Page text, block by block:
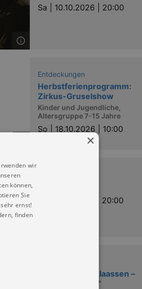
Sa | 10.10.2026 | 20:00
Entdeckungen
Herbstferienprogramm:
Zirkus-Gruselshow
Kinder und Jugendliche,
Altersgruppe 7-15 Jahre
So | 18.10.2026 | 10:00
30.10.2026 | 20:00
Jens Heinrich Claassen –
„Keine Ursache“
×
wir
können,
Sie
ernst!
finden